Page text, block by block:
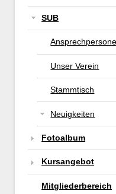
SUB
Unser Verein
Stammtisch
Neuigkeiten
Fotoalbum
Kursangebot
Mitgliederbereich